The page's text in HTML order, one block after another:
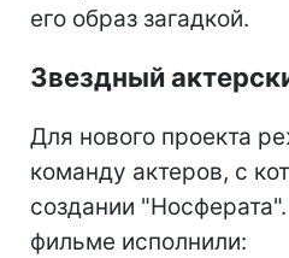
его образ загадкой.
Звездный
Для нового проекта
команду актеров, с
создании
фильме исполнили: